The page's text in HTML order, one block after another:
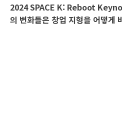
2024 SPACE K: Reboot
의 변화들은 창업 지형을 어떻게